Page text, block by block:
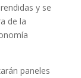
y se
de la
paneles